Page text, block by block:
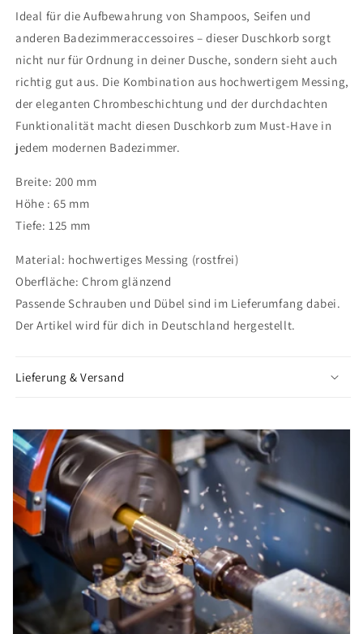
Ideal für die Aufbewahrung von Shampoos, Seifen und
anderen Badezimmeraccessoires – dieser Duschkorb sorgt
nicht nur für Ordnung in deiner Dusche, sondern sieht auch
richtig gut aus. Die Kombination aus hochwertigem Messing,
der eleganten Chrombeschichtung und der durchdachten
Funktionalität macht diesen Duschkorb zum Must-Have in
jedem modernen Badezimmer.
Breite: 200 mm
Höhe : 65 mm
Tiefe: 125 mm
Material: hochwertiges Messing (rostfrei)
Oberfläche: Chrom glänzend
Passende Schrauben und Dübel sind im Lieferumfang dabei.
Der Artikel wird für dich in Deutschland hergestellt.
Lieferung & Versand